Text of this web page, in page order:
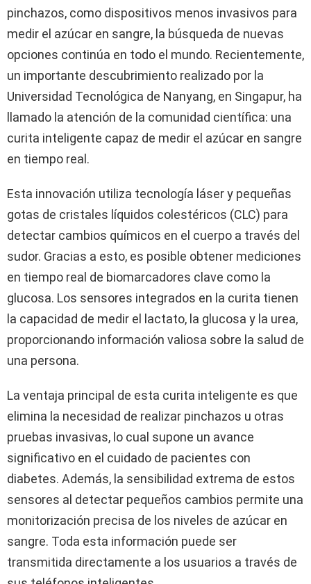
pinchazos, como dispositivos menos invasivos para
medir el azúcar en sangre, la búsqueda de nuevas
opciones continúa en todo el mundo. Recientemente,
un importante descubrimiento realizado por la
Universidad Tecnológica de Nanyang, en Singapur, ha
llamado la atención de la comunidad científica: una
curita inteligente capaz de medir el azúcar en sangre
en tiempo real.
Esta innovación utiliza tecnología láser y pequeñas
gotas de cristales líquidos colestéricos (CLC) para
detectar cambios químicos en el cuerpo a través del
sudor. Gracias a esto, es posible obtener mediciones
en tiempo real de biomarcadores clave como la
glucosa. Los sensores integrados en la curita tienen
la capacidad de medir el lactato, la glucosa y la urea,
proporcionando información valiosa sobre la salud de
una persona.
La ventaja principal de esta curita inteligente es que
elimina la necesidad de realizar pinchazos u otras
pruebas invasivas, lo cual supone un avance
significativo en el cuidado de pacientes con
diabetes. Además, la sensibilidad extrema de estos
sensores al detectar pequeños cambios permite una
monitorización precisa de los niveles de azúcar en
sangre. Toda esta información puede ser
transmitida directamente a los usuarios a través de